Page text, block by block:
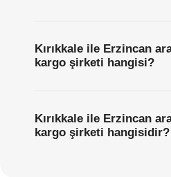
Kırıkkale ile Erzincan
kargo şirketi hangisi?
Kırıkkale ile Erzincan
kargo şirketi hangisidir?